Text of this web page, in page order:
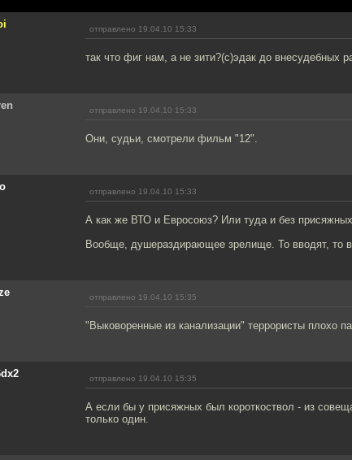
отправлено 19.04.10 15:33
так что фиг нам, а не зити?(с)эдак до внесудебных
отправлено 19.04.10 15:33
Они, судьи, смотрели фильм "12".
отправлено 19.04.10 15:33
А как же ВТО и Евросоюз? Или туда и без
Вообще, душераздирающее зрелище. То вводят, то
отправлено 19.04.10 15:35
"Выковоренные из канализации" террористы плохо
отправлено 19.04.10 15:35
А если бы у присяжных был короткоствол - из
только один.